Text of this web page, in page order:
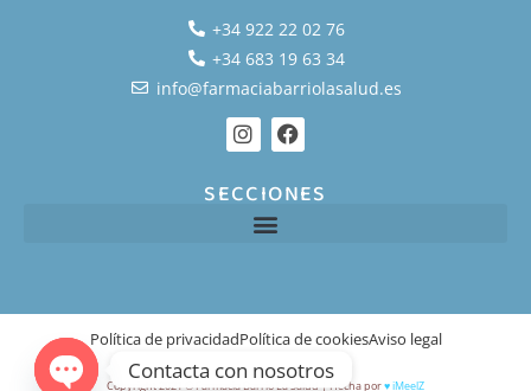
+34 922 22 02 76
+34 683 19 63 34
info@farmaciabarriolasalud.es
SECCIONES
Política de privacidadPolítica de cookiesAviso legal
Copyright 2021 © Farmacia Barrio La Salud | Hecha por♥iMeelZ
Contacta con nosotros